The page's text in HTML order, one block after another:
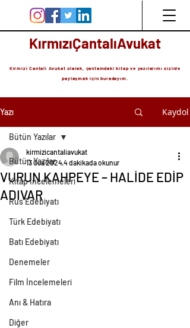
KırmızıÇantalıAvukat
Kirmizi Cantali Avukat olarak, çantamdaki kitap ve yazılarımı sizinle
paylaşmak için buradayım.
Yazı Kaydol
Bütün Yazılar
Kitap İncelemeleri
Rus Edebiyatı
Türk Edebiyatı
Batı Edebiyatı
Denemeler
Film İncelemeleri
Anı & Hatıra
Diğer
Bütün Yazılar
VURUN KAHPEYE – HALİDE EDİP
ADIVAR
kirmizicantaliavukat
13 Oca 20244 dakikada okunur